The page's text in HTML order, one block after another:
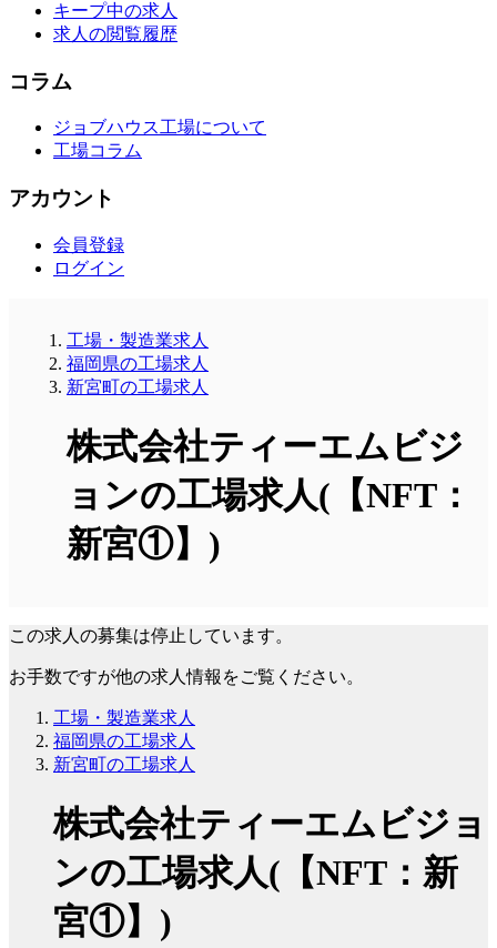
キープ中の求人
求人の閲覧履歴
コラム
ジョブハウス工場について
工場コラム
アカウント
会員登録
ログイン
工場・製造業求人
福岡県の工場求人
新宮町の工場求人
株式会社ティーエムビジ
ョンの工場求人(【NFT：
新宮①】)
この求人の募集は停止しています。
お手数ですが他の求人情報をご覧ください。
工場・製造業求人
福岡県の工場求人
新宮町の工場求人
株式会社ティーエムビジョ
ンの工場求人(【NFT：新
宮①】)